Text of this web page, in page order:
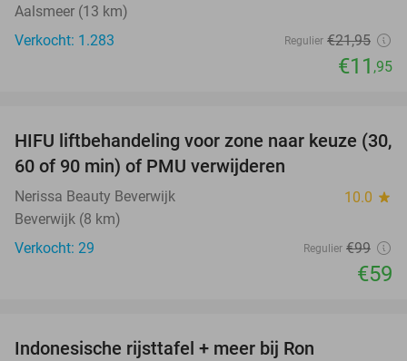
Aalsmeer (13 km)
Verkocht: 1.283
Regulier €21,95
€11 ,95
40%
HIFU liftbehandeling voor zone naar keuze (30,
60 of 90 min) of PMU verwijderen
Nerissa Beauty Beverwijk 10.0 star
Beverwijk (8 km)
Verkocht: 29
Regulier €99
€59
Indonesische rijsttafel + meer bij Ron